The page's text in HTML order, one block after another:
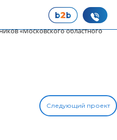
«Московского областного
Следующий проект